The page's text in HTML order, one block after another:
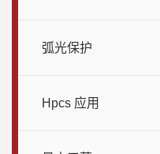
弧光保护
Hpcs 应用